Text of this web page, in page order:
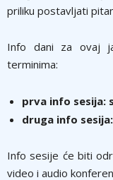
priliku postavljati
Info dani za ovaj
terminima:
prva info sesija:
druga info
Info sesije će biti
video i audio